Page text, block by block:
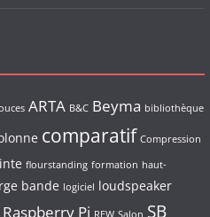
ARTA B&C Beyma bibliothèque
comparatif Compression
flourstanding formation haut-
bande logiciel loudspeaker
Raspberry Pi SB